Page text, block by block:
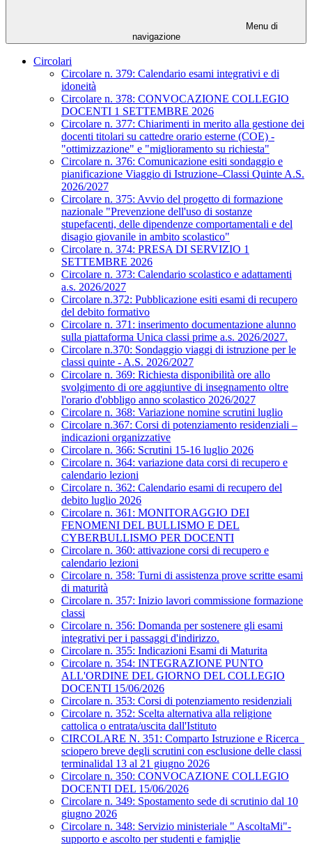
Menu di
navigazione
Circolari
Circolare n. 379: Calendario esami integrativi e di
idoneità
Circolare n. 378: CONVOCAZIONE COLLEGIO
DOCENTI 1 SETTEMBRE 2026
Circolare n. 377: Chiarimenti in merito alla gestione dei
docenti titolari su cattedre orario esterne (COE) -
"ottimizzazione" e "miglioramento su richiesta"
Circolare n. 376: Comunicazione esiti sondaggio e
pianificazione Viaggio di Istruzione–Classi Quinte A.S.
2026/2027
Circolare n. 375: Avvio del progetto di formazione
nazionale "Prevenzione dell'uso di sostanze
stupefacenti, delle dipendenze comportamentali e del
disagio giovanile in ambito scolastico"
Circolare n. 374: PRESA DI SERVIZIO 1
SETTEMBRE 2026
Circolare n. 373: Calendario scolastico e adattamenti
a.s. 2026/2027
Circolare n.372: Pubblicazione esiti esami di recupero
del debito formativo
Circolare n. 371: inserimento documentazione alunno
sulla piattaforma Unica classi prime a.s. 2026/2027.
Circolare n.370: Sondaggio viaggi di istruzione per le
classi quinte - A.S. 2026/2027
Circolare n. 369: Richiesta disponibilità ore allo
svolgimento di ore aggiuntive di insegnamento oltre
l'orario d'obbligo anno scolastico 2026/2027
Circolare n. 368: Variazione nomine scrutini luglio
Circolare n.367: Corsi di potenziamento residenziali –
indicazioni organizzative
Circolare n. 366: Scrutini 15-16 luglio 2026
Circolare n. 364: variazione data corsi di recupero e
calendario lezioni
Circolare n. 362: Calendario esami di recupero del
debito luglio 2026
Circolare n. 361: MONITORAGGIO DEI
FENOMENI DEL BULLISMO E DEL
CYBERBULLISMO PER DOCENTI
Circolare n. 360: attivazione corsi di recupero e
calendario lezioni
Circolare n. 358: Turni di assistenza prove scritte esami
di maturità
Circolare n. 357: Inizio lavori commissione formazione
classi
Circolare n. 356: Domanda per sostenere gli esami
integrativi per i passaggi d'indirizzo.
Circolare n. 355: Indicazioni Esami di Maturita
Circolare n. 354: INTEGRAZIONE PUNTO
ALL'ORDINE DEL GIORNO DEL COLLEGIO
DOCENTI 15/06/2026
Circolare n. 353: Corsi di potenziamento residenziali
Circolare n. 352: Scelta alternativa alla religione
cattolica o entrata/uscita dall'Istituto
CIRCOLARE N. 351: Comparto Istruzione e Ricerca_
sciopero breve degli scrutini con esclusione delle classi
terminalidal 13 al 21 giugno 2026
Circolare n. 350: CONVOCAZIONE COLLEGIO
DOCENTI DEL 15/06/2026
Circolare n. 349: Spostamento sede di scrutinio dal 10
giugno 2026
Circolare n. 348: Servizio ministeriale " AscoltaMi"-
supporto e ascolto per studenti e famiglie